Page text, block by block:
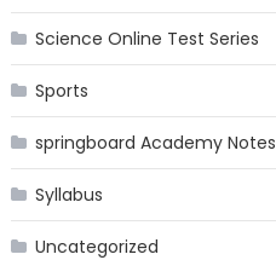
Science Online Test Series
Sports
springboard Academy Notes
Syllabus
Uncategorized